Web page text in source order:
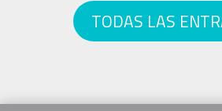
TODAS LAS